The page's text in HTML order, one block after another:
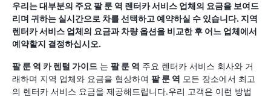
우리는 대부분의 주요 팔 룬 역 렌터카 서비스 업체의 요금을 보여드
리며 귀하는 실시간으로 차를 선택하고 예약하실 수 있습니다. 지역
렌터카 서비스 업체의 요금과 차량 옵션을 비교한 후 어느 업체에서
예약할지 결정하십시오.
팔 룬 역 카 렌털 가이드 는 팔 룬 역 주요 렌터카 서비스 회사와 거
래하며 지역 업체와 요금을 협상하여 팔 룬 역 모든 장소에서 최고
의 렌터카 서비스 요금을 제공해드립니다.우리 고객은 이런 방법